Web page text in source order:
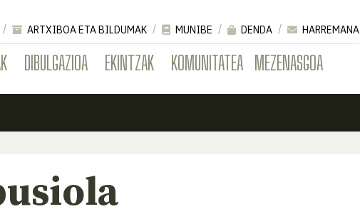
DIBULGAZIOA EKINTZAK KOMUNITATEA MEZENASGOA
ARTXIBOA ETA BILDUMAK MUNIBE DENDA
HARREMANA